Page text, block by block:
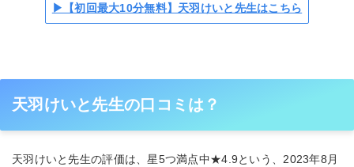
▶【初回最大10分無料】天羽けいと先生はこちら
天羽けいと先生の口コミは？
天羽けいと先生の評価は、星5つ満点中★4.9という、2023年8月